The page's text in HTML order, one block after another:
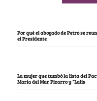
Por qué el abogado de Petro se
el Presidente
La mujer que tumbó la lista del
María del Mar Pizarro y “Lalis